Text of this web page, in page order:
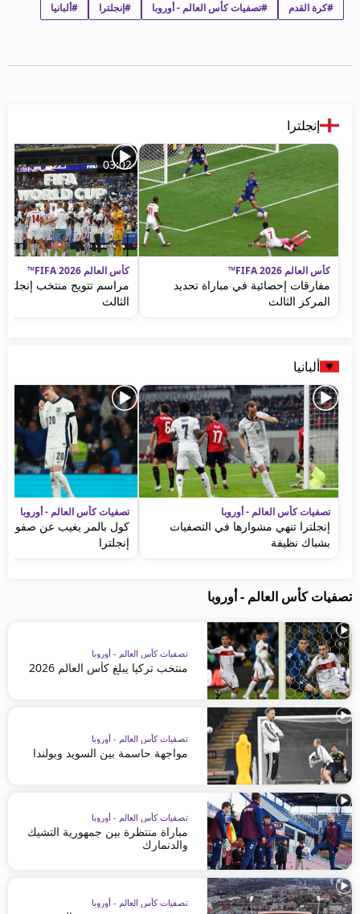
#كرة القدم #تصفيات كأس العالم - أوروبا #إنجلترا #ألبانيا
إنجلترا
كأس العالم FIFA 2026™
مفارقات إحصائية في مباراة تحديد
المركز الثالث
03:02
كأس العالم FIFA 2026™
مراسم تتويج منتخب إنجلترا
الثالث
ألبانيا
تصفيات كأس العالم - أوروبا
إنجلترا تنهي مشوارها في التصفيات
بشباك نظيفة
تصفيات كأس العالم - أوروبا
كول بالمر يغيب عن صفوف
إنجلترا
تصفيات كأس العالم - أوروبا
تصفيات كأس العالم - أوروبا
منتخب تركيا يبلغ كأس العالم 2026
تصفيات كأس العالم - أوروبا
مواجهة حاسمة بين السويد وبولندا
تصفيات كأس العالم - أوروبا
مباراة منتظرة بين جمهورية التشيك
والدنمارك
تصفيات كأس العالم - أوروبا